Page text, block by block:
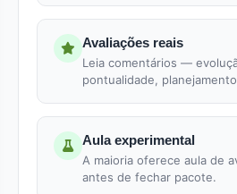
Avaliações reais
Leia comentários —
pontualidade,
Aula experimental
A maioria oferece aula de
antes de fechar pacote.